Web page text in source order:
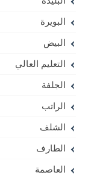
البويرة
البيض
التعليم العالي
الجلفة
الراتب
الشلف
الطارف
العاصمة